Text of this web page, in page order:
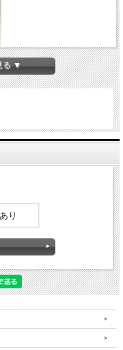
イングシリーズ
に固定車２輪を同時にロック
Ｒ加工仕上げ
のある補強材を採用していま
る ▼
あり